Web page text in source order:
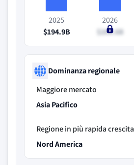
2025
$194.9B
2026
$206.6B
Dominanza regionale
Maggiore mercato
Asia Pacifico
Regione in più rapida crescita
Nord America